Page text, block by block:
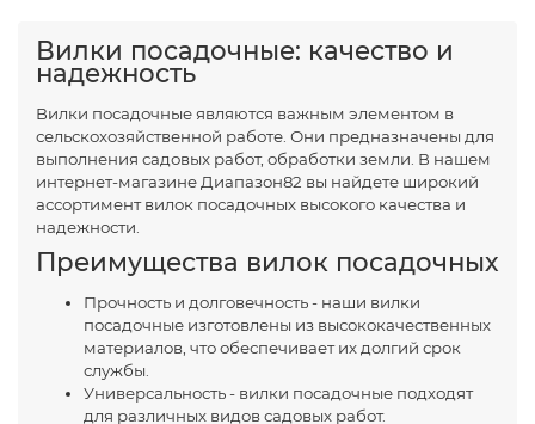
Вилки посадочные: качество и
надежность
Вилки посадочные являются важным элементом в
сельскохозяйственной работе. Они предназначены для
выполнения садовых работ, обработки земли. В нашем
интернет-магазине Диапазон82 вы найдете широкий
ассортимент вилок посадочных высокого качества и
надежности.
Преимущества вилок посадочных
Прочность и долговечность - наши вилки
посадочные изготовлены из высококачественных
материалов, что обеспечивает их долгий срок
службы.
Универсальность - вилки посадочные подходят
для различных видов садовых работ.